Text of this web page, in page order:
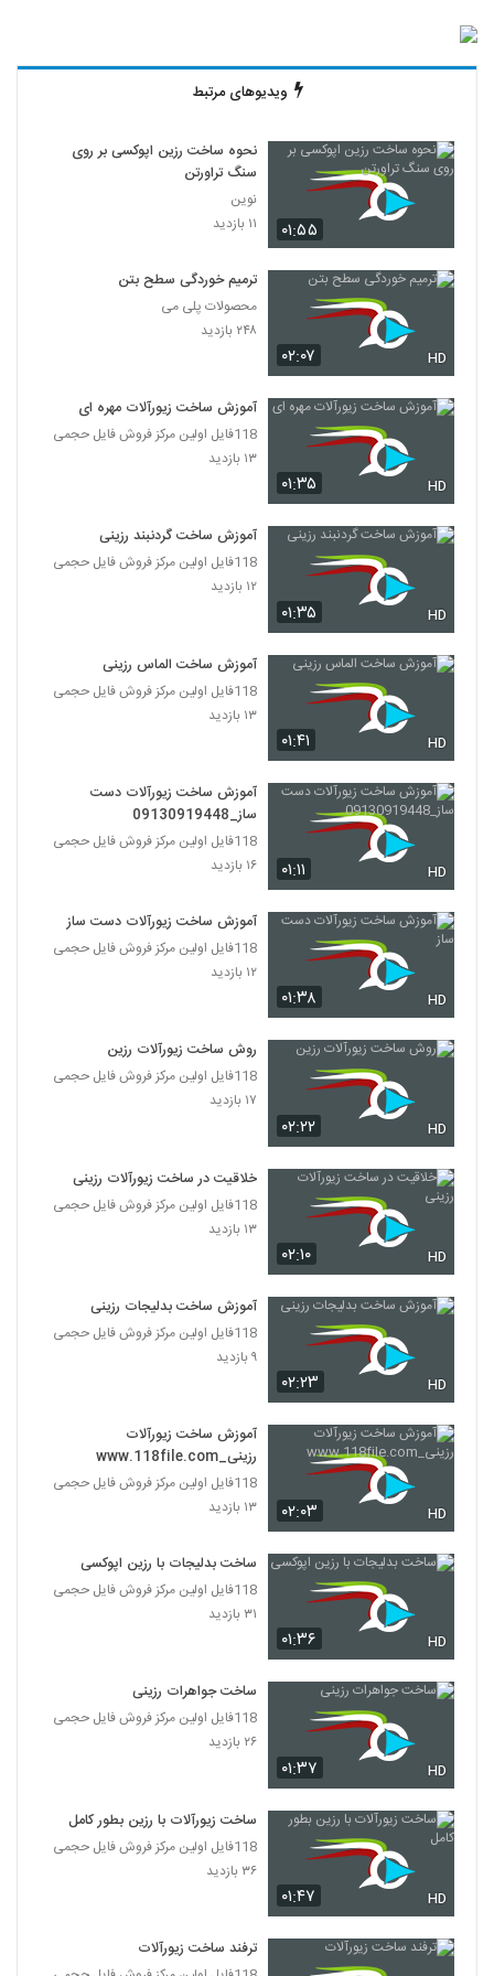
ویدیوهای مرتبط
۰۱:۵۵
نحوه ساخت رزین اپوکسی بر روی
سنگ تراورتن
نوین
۱۱ بازدید
۰۲:۰۷ HD
ترمیم خوردگی سطح بتن
محصولات پلی می
۲۴۸ بازدید
۰۱:۳۵ HD
آموزش ساخت زیورآلات مهره ای
118فایل اولین مرکز فروش فایل حجمی
۱۳ بازدید
۰۱:۳۵ HD
آموزش ساخت گردنبند رزینی
118فایل اولین مرکز فروش فایل حجمی
۱۲ بازدید
۰۱:۴۱ HD
آموزش ساخت الماس رزینی
118فایل اولین مرکز فروش فایل حجمی
۱۳ بازدید
۰۱:۱۱ HD
آموزش ساخت زیورآلات دست
ساز_09130919448
118فایل اولین مرکز فروش فایل حجمی
۱۶ بازدید
۰۱:۳۸ HD
آموزش ساخت زیورآلات دست ساز
118فایل اولین مرکز فروش فایل حجمی
۱۲ بازدید
۰۲:۲۲ HD
روش ساخت زیورآلات رزین
118فایل اولین مرکز فروش فایل حجمی
۱۷ بازدید
۰۲:۱۰ HD
خلاقیت در ساخت زیورآلات رزینی
118فایل اولین مرکز فروش فایل حجمی
۱۳ بازدید
۰۲:۲۳ HD
آموزش ساخت بدلیجات رزینی
118فایل اولین مرکز فروش فایل حجمی
۹ بازدید
۰۲:۰۳ HD
آموزش ساخت زیورآلات
رزینی_www.118file.com
118فایل اولین مرکز فروش فایل حجمی
۱۳ بازدید
۰۱:۳۶ HD
ساخت بدلیجات با رزین اپوکسی
118فایل اولین مرکز فروش فایل حجمی
۳۱ بازدید
۰۱:۳۷ HD
ساخت جواهرات رزینی
118فایل اولین مرکز فروش فایل حجمی
۲۶ بازدید
۰۱:۴۷ HD
ساخت زیورآلات با رزین بطور کامل
118فایل اولین مرکز فروش فایل حجمی
۳۶ بازدید
ترفند ساخت زیورآلات